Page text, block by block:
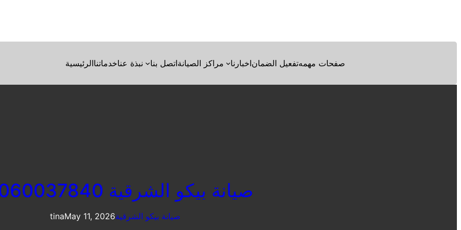
الرئيسيةخدماتنانبذة عنا اتصل بنامراكز الصيانة اخبارناتفعيل الضمانصفحات مهمه
صيانة بيكو الشرقية 01060037840
tinaMay 11, 2026صيانة بيكو الشرقية